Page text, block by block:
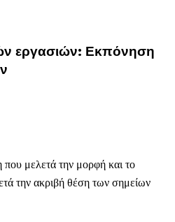
εργασιών: Εκπόνηση
που μελετά την μορφή και το
την ακριβή θέση των σημείων